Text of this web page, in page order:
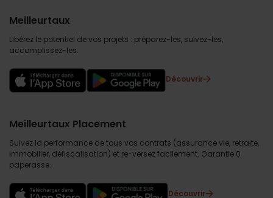
Meilleurtaux
Libérez le potentiel de vos projets : préparez-les, suivez-les,
accomplissez-les.
Découvrir
Meilleurtaux Placement
Suivez la performance de tous vos contrats (assurance vie, retraite,
immobilier, défiscalisation) et re-versez facilement. Garantie 0
paperasse.
Découvrir